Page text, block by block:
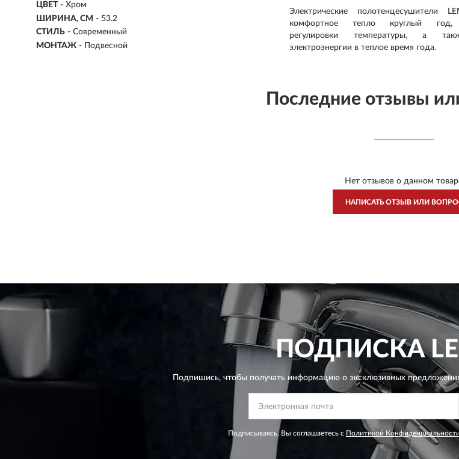
ЦВЕТ - Хром
ШИРИНА, СМ - 53.2
СТИЛЬ - Современный
МОНТАЖ - Подвесной
Электрические полотенцесушители
комфортное тепло круглый год,
регулировки температуры, а
электроэнергии в теплое время года.
Последние отзывы
Нет отзывов о данном
НАПИСАТЬ ОТЗЫВ ИЛИ
ПОДПИСКА
Подпишись, чтобы получать информацию о эксклюзивных
Подписываясь, Вы соглашаетесь с Политикой